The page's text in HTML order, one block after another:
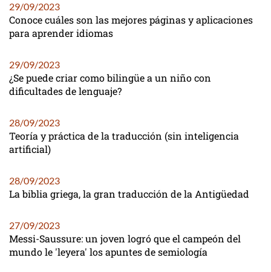
29/09/2023
Conoce cuáles son las mejores páginas y aplicaciones
para aprender idiomas
29/09/2023
¿Se puede criar como bilingüe a un niño con
dificultades de lenguaje?
28/09/2023
Teoría y práctica de la traducción (sin inteligencia
artificial)
28/09/2023
La biblia griega, la gran traducción de la Antigüedad
27/09/2023
Messi-Saussure: un joven logró que el campeón del
mundo le 'leyera' los apuntes de semiología